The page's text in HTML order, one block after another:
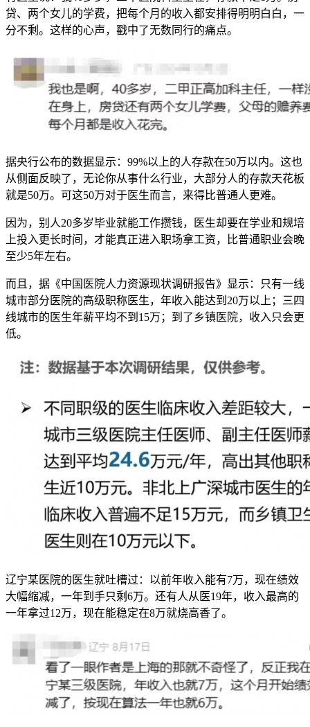
贷、两个女儿的学费，把每个月的收入都安排得明明白白，一
分不剩。这样的心声，戳中了无数同行的痛点。
据央行公布的数据显示：99%以上的人存款在50万以内。这也
从侧面反映了，无论你从事什么行业，大部分人的存款天花板
就是50万。可这50万对于医生而言，来得比普通人更难。
因为，别人20多岁毕业就能工作攒钱，医生却要在学业和规培
上投入更长时间，才能真正进入职场拿工资，比普通职业会晚
至少5年左右。
而且，据《中国医院人力资源现状调研报告》显示：只有一线
城市部分医院的高级职称医生，年收入能达到20万以上；三四
线城市的医生年薪平均不到15万；到了乡镇医院，收入只会更
低。
辽宁某医院的医生就吐槽过：以前年收入能有7万，现在绩效
大幅缩减，一年到手只剩6万。还有人从医19年，收入最高的
一年拿过12万，现在能稳定在8万就烧高香了。